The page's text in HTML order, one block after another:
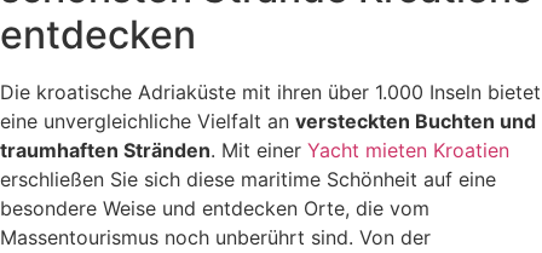
entdecken
Die kroatische Adriaküste mit ihren über 1.000 Inseln bietet
eine unvergleichliche Vielfalt an versteckten Buchten und
traumhaften Stränden. Mit einer Yacht mieten Kroatien
erschließen Sie sich diese maritime Schönheit auf eine
besondere Weise und entdecken Orte, die vom
Massentourismus noch unberührt sind. Von der